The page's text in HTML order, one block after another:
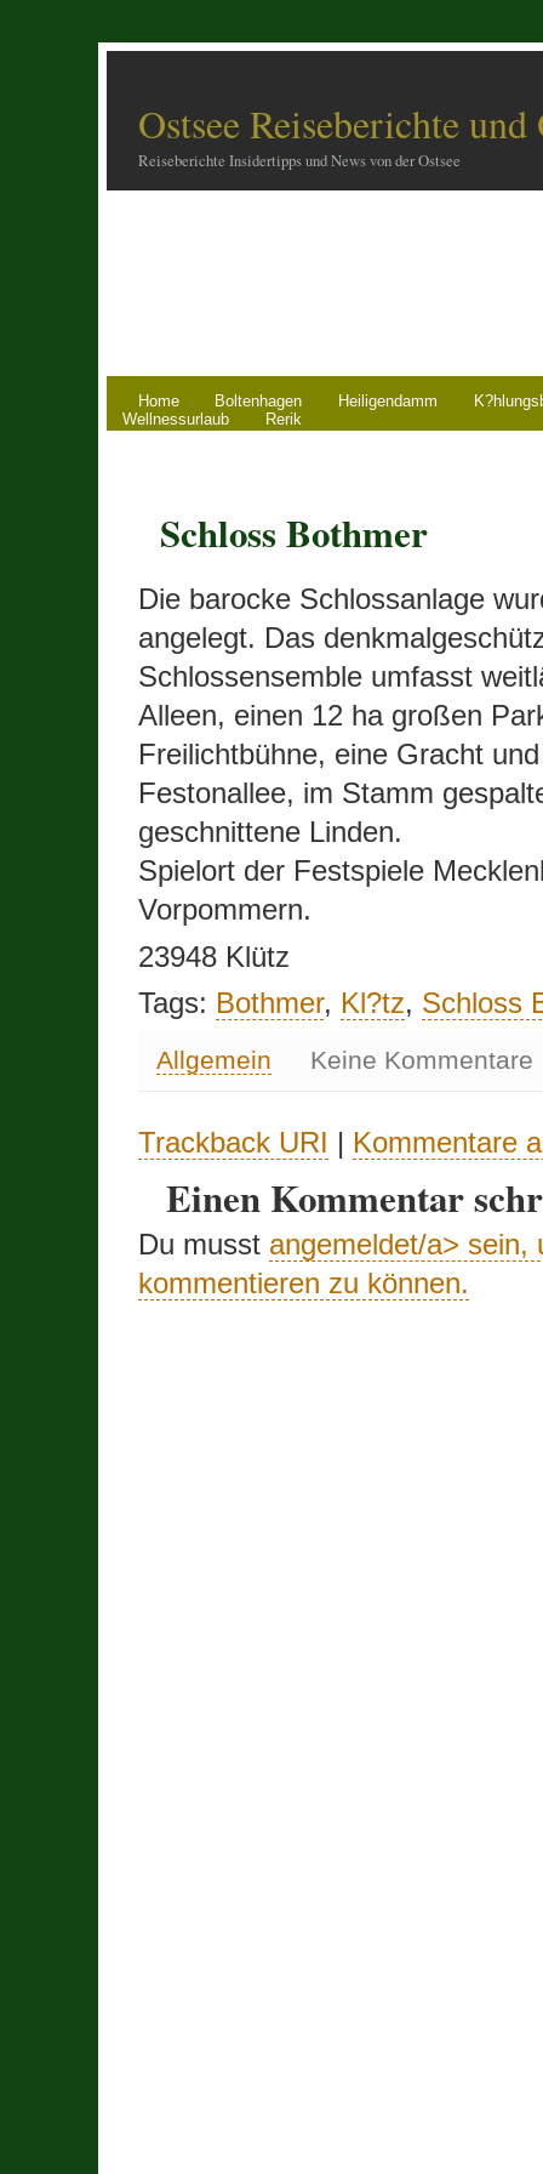
Ostsee Reiseberichte
Reiseberichte Insidertipps und News von der Ostsee
Home Boltenhagen Heiligendamm
Wellnessurlaub
Rerik
Schloss Bothmer
Die barocke Schlossanlage
angelegt. Das
Schlossensemble umfasst
Alleen, einen 12 ha großen
Freilichtbühne, eine Gracht
Festonallee, im Stamm
geschnittene Linden.
Spielort der Festspiele
Vorpommern.
23948 Klütz
Tags: Bothmer, Kl?tz, Schloss
Allgemein Keine Kommentare
Trackback URI | Kommentare
Einen Kommentar
Du musst angemeldet/a> sein,
kommentieren zu können.